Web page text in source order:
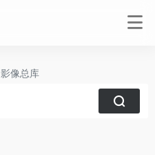
影像总库